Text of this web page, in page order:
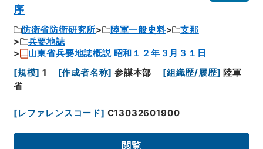
序
防衛省防衛研究所 陸軍一般史料
支那
兵要地誌
山東省兵要地誌概説 昭和１２年３月３１日
[規模] 1 [作成者名称] 参謀本部 [組織歴/履歴] 陸軍
省
[レファレンスコード] C13032601900
閲覧